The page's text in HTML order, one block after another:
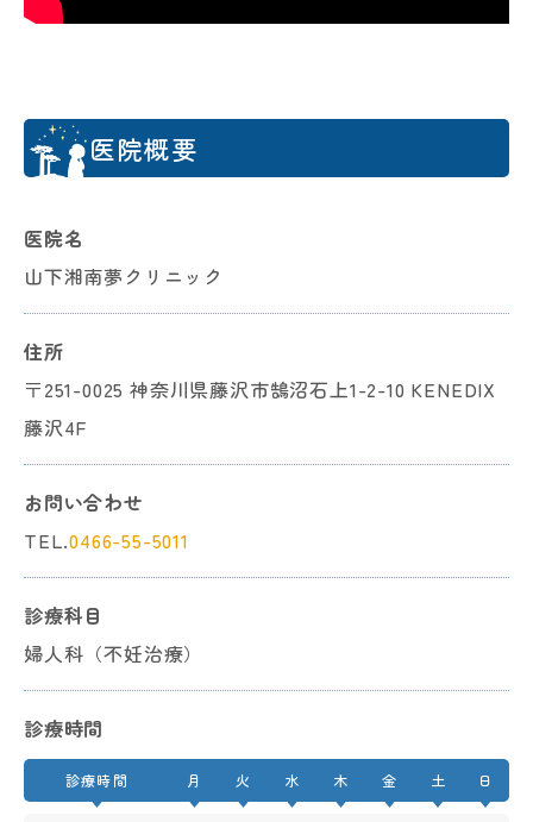
医院概要
医院名
山下湘南夢クリニック
住所
〒251-0025 神奈川県藤沢市鵠沼石上1-2-10 KENEDIX
藤沢4F
お問い合わせ
TEL.0466-55-5011
診療科目
婦人科（不妊治療）
診療時間
診療時間 月 火 水 木 金 土 日